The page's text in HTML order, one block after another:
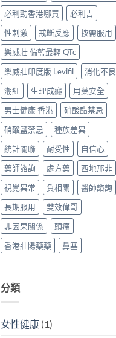
個
睇
（2026
港
購
買
指
南）〉
中
必利勁香港哪買
必利吉
性刺激
戒斷反應
按需服用
樂威壯 偏藍最輕 QTc
樂威壯印度版 Levifil
消化不良
潮紅
生理成癮
用藥安全
男士健康 香港
硝酸酯禁忌
硝酸鹽禁忌
種族差異
統計關聯
耐受性
自信心
藥師諮詢
處方藥
西地那非
視覺異常
負相關
醫師諮詢
長期服用
雙效偉哥
非因果關係
頭痛
香港壯陽藥藥
鼻塞
分類
女性健康(1)